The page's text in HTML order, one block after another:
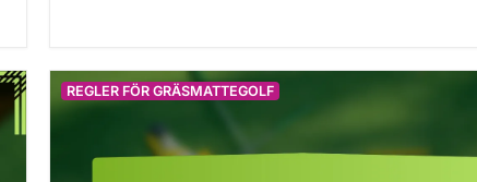
REGLER FÖR GRÄSMATTEGOLF